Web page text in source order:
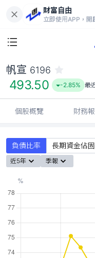
財富自由
立即使用APP，開
帆宣 6196
493.50 -2.85% 最
個股概覽 財務
負債比率 長期資金佔
近5年 季報